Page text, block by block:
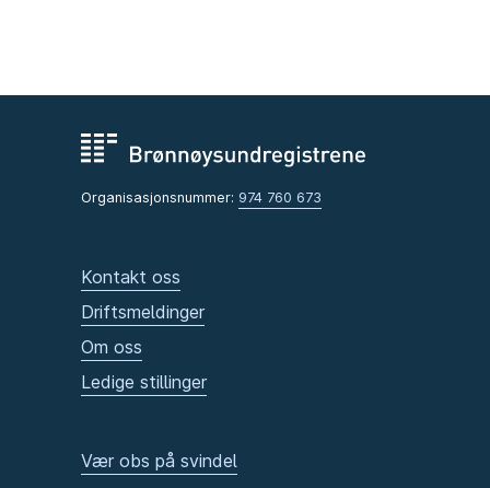
Organisasjonsnummer: 974 760 673
Kontakt oss
Driftsmeldinger
Om oss
Ledige stillinger
Vær obs på svindel